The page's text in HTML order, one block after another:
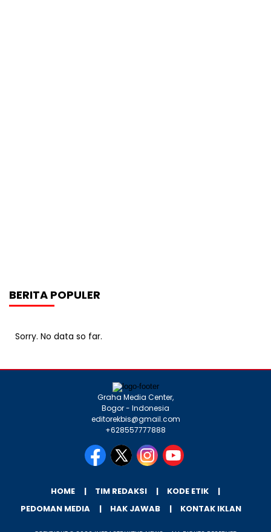
BERITA POPULER
Sorry. No data so far.
Graha Media Center,
Bogor - Indonesia
editorekbis@gmail.com
+628557777888
HOME TIM REDAKSI
KODE ETIK
PEDOMAN MEDIA
HAK JAWAB KONTAK IKLAN